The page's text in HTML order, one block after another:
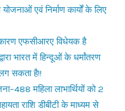
एवं निर्माण कार्यों के लिए
एफसीआरए विधेयक है
भारत में हिन्दूओं के धर्मांतरण
सकता है!!
महिला लाभार्थियों को 2
राशि डीबीटी के माध्यम से